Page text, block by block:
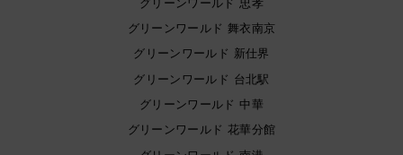
グリーンワールド 忠孝
グリーンワールド 舞衣南京
グリーンワールド 新仕界
グリーンワールド 台北駅
グリーンワールド 中華
グリーンワールド 花華分館